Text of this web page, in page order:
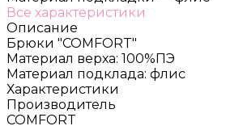
Все характеристики
Описание
Брюки "COMFORT"
Материал верха: 100%ПЭ
Материал подклада: флис
Характеристики
Производитель
COMFORT